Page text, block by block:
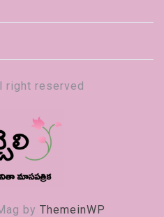
right reserved
by ThemeinWP